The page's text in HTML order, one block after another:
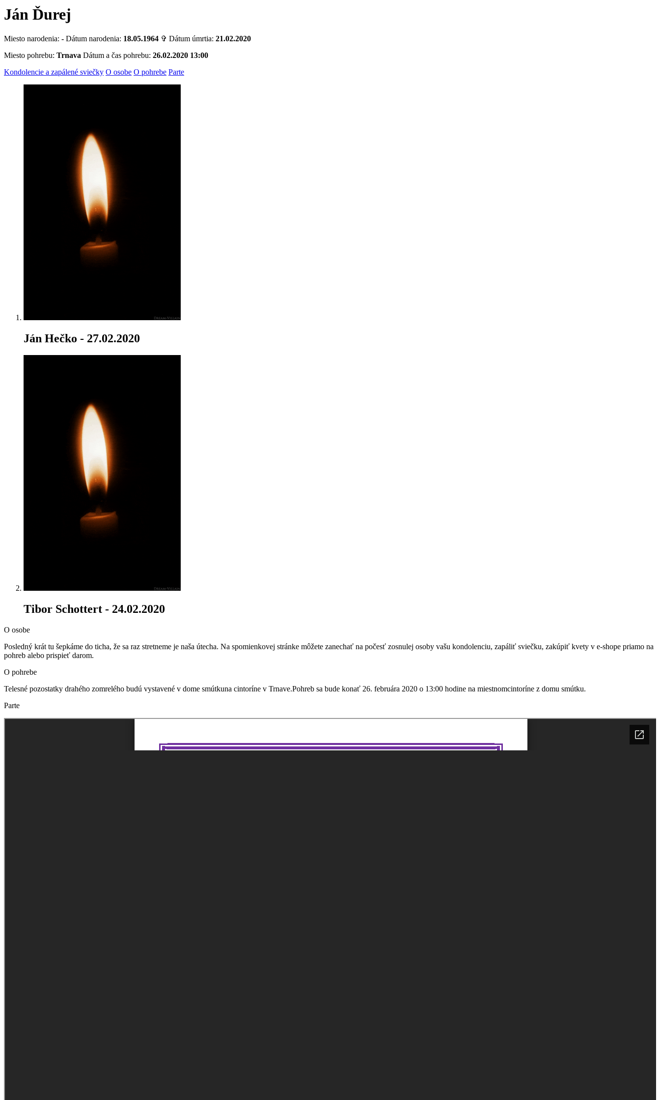
Ján Ďurej
Miesto narodenia: - Dátum narodenia: 18.05.1964 ✞ Dátum úmrtia: 21.02.2020
Miesto pohrebu: Trnava Dátum a čas pohrebu: 26.02.2020 13:00
Kondolencie a zapálené sviečky O osobe O pohrebe Parte
Ján Hečko - 27.02.2020
Tibor Schottert - 24.02.2020
O osobe
Posledný krát tu šepkáme do ticha, že sa raz stretneme je naša útecha. Na spomienkovej stránke môžete zanechať na počesť zosnulej osoby vašu kondolenciu, zapáliť sviečku, zakúpiť kvety v e-shope priamo na
pohreb alebo prispieť darom.
O pohrebe
Telesné pozostatky drahého zomrelého budú vystavené v dome smútkuna cintoríne v Trnave.Pohreb sa bude konať 26. februára 2020 o 13:00 hodine na miestnomcintoríne z domu smútku.
Parte